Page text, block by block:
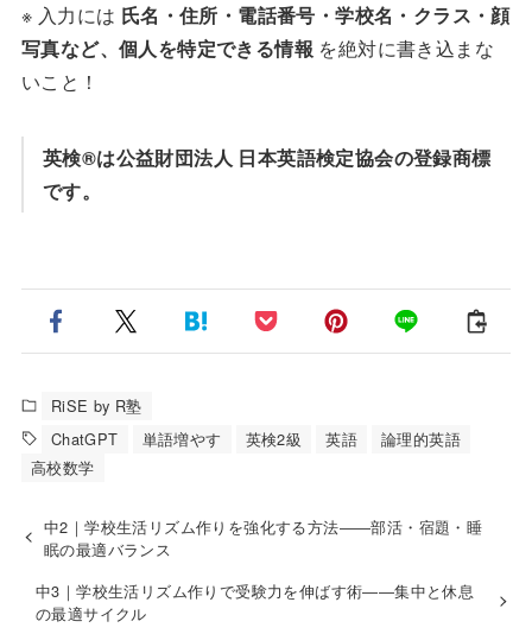
※ 入力には 氏名・住所・電話番号・学校名・クラス・顔
写真など、個人を特定できる情報 を絶対に書き込まな
いこと！
英検®️は公益財団法人 日本英語検定協会の登録商標
です。
RiSE by R塾
ChatGPT
単語増やす 英検2級 英語
論理的英語
高校数学
中2｜学校生活リズム作りを強化する方法――部活・宿題・睡
眠の最適バランス
中3｜学校生活リズム作りで受験力を伸ばす術――集中と休息
の最適サイクル